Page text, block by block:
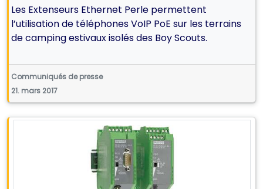
Les Extenseurs Ethernet Perle permettent
l’utilisation de téléphones VoIP PoE sur les terrains
de camping estivaux isolés des Boy Scouts.
Communiqués de presse
21. mars 2017